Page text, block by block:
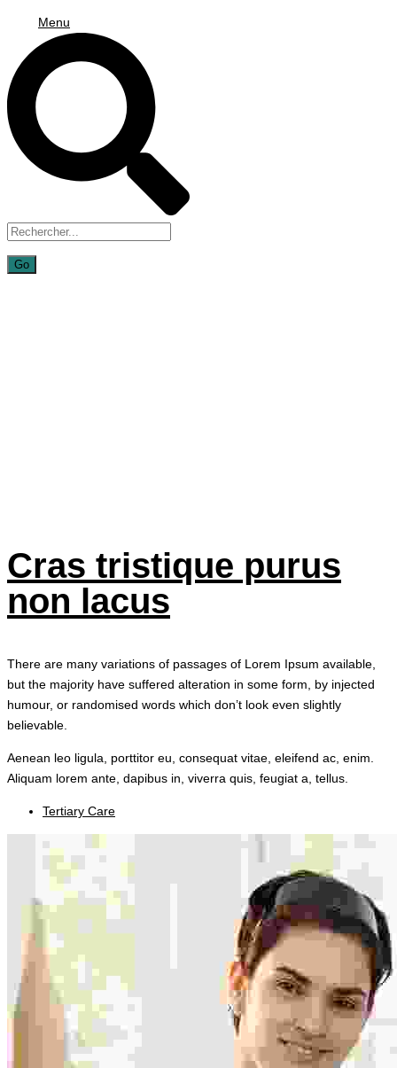
Menu
Cras tristique purus
non lacus
There are many variations of passages of Lorem Ipsum available,
but the majority have suffered alteration in some form, by injected
humour, or randomised words which don’t look even slightly
believable.
Aenean leo ligula, porttitor eu, consequat vitae, eleifend ac, enim.
Aliquam lorem ante, dapibus in, viverra quis, feugiat a, tellus.
Tertiary Care